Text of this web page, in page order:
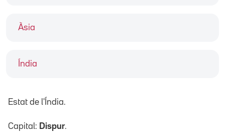
Àsia
Índia
Estat de l'Índia.
Capital: Dispur.